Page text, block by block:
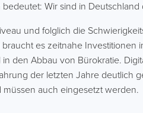
Wir sind in
und folglich die
es zeitnahe
den Abbau von Bürokratie.
der letzten Jahre deutlich
auch eingesetzt werden.